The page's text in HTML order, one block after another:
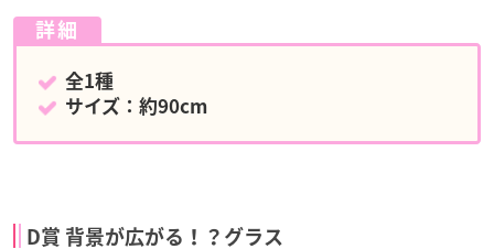
詳細
全1種
サイズ：約90cm
D賞 背景が広がる！？グラス